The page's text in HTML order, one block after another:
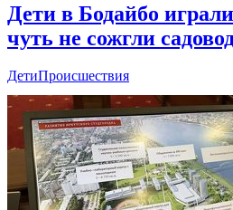
Дети в Бодайбо
чуть не сожгли
ДетиПроисшествия